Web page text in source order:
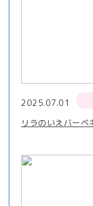
2025.07.01
リラのいえバーベ